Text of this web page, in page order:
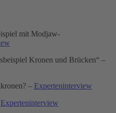
mit Modjaw-
Kronen und Brücken“ –
– Experteninterview
Experteninterview